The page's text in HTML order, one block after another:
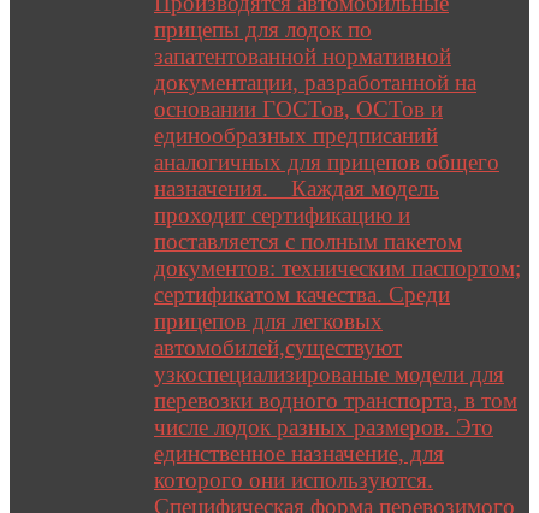
прицепы для лодок по
запатентованной нормативной
документации, разработанной на
основании ГОСТов, ОСТов и
единообразных предписаний
аналогичных для прицепов общего
назначения. Каждая модель
проходит сертификацию и
поставляется с полным пакетом
документов: техническим паспортом;
сертификатом качества. Среди
прицепов для легковых
автомобилей,существуют
узкоспециализированые модели для
перевозки водного транспорта, в том
числе лодок разных размеров. Это
единственное назначение, для
которого они используются.
Специфическая форма перевозимого